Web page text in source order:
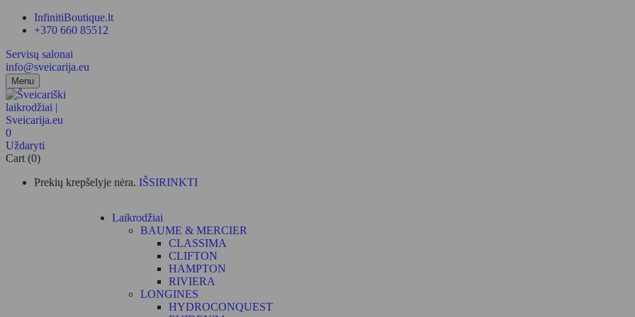
InfinitiBoutique.lt
+370 660 85512
Servisų salonai
info@sveicarija.eu
Menu
0
Uždaryti
Cart (0)
Prekių krepšelyje nėra. IŠSIRINKTI
Laikrodžiai
BAUME & MERCIER
CLASSIMA
CLIFTON
HAMPTON
RIVIERA
LONGINES
HYDROCONQUEST